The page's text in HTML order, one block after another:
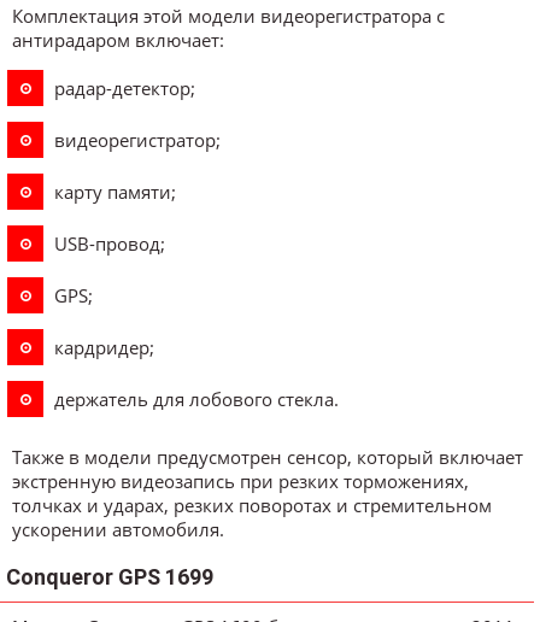
Комплектация этой модели видеорегистратора с
антирадаром включает:
радар-детектор;
видеорегистратор;
карту памяти;
USB-провод;
GPS;
кардридер;
держатель для лобового стекла.
Также в модели предусмотрен сенсор, который включает
экстренную видеозапись при резких торможениях,
толчках и ударах, резких поворотах и стремительном
ускорении автомобиля.
Conqueror GPS 1699